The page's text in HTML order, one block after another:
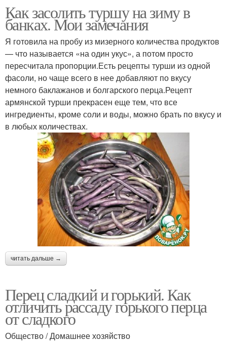
Как засолить туршу на зиму в
банках. Мои замечания
Я готовила на пробу из мизерного количества продуктов
— что называется «на один укус», а потом просто
пересчитала пропорции.Есть рецепты турши из одной
фасоли, но чаще всего в нее добавляют по вкусу
немного баклажанов и болгарского перца.Рецепт
армянской турши прекрасен еще тем, что все
ингредиенты, кроме соли и воды, можно брать по вкусу и
в любых количествах.
читать дальше →
Перец сладкий и горький. Как
отличить рассаду горького перца
от сладкого
Общество / Домашнее хозяйство